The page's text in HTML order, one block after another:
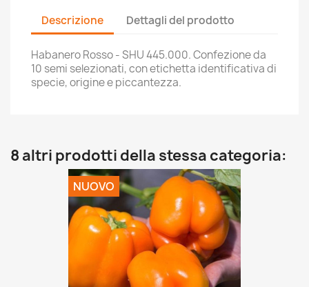
Descrizione Dettagli del prodotto
Habanero Rosso - SHU 445.000. Confezione da
10 semi selezionati, con etichetta identificativa di
specie, origine e piccantezza.
8 altri prodotti della stessa categoria:
NUOVO